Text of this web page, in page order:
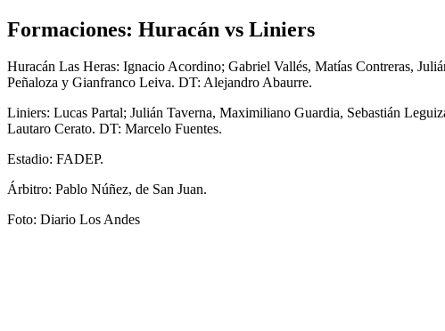
Formaciones: Huracán vs Liniers
Huracán Las Heras: Ignacio Acordino; Gabriel Vallés, Matías Contreras,
Peñaloza y Gianfranco Leiva. DT: Alejandro Abaurre.
Liniers: Lucas Partal; Julián Taverna, Maximiliano Guardia, Sebastián
Lautaro Cerato. DT: Marcelo Fuentes.
Estadio: FADEP.
Árbitro: Pablo Núñez, de San Juan.
Foto: Diario Los Andes